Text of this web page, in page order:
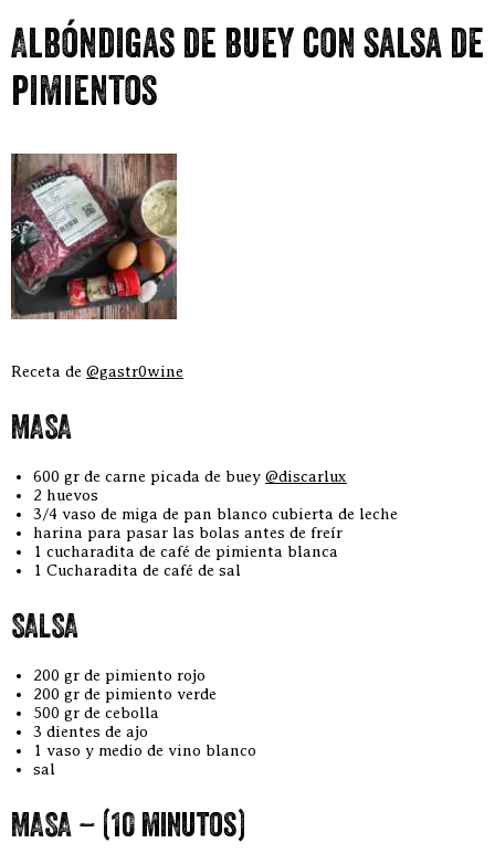
Albóndigas de buey con salsa de
pimientos
Receta de @gastr0wine
MASA
600 gr de carne picada de buey @discarlux
2 huevos
3/4 vaso de miga de pan blanco cubierta de leche
harina para pasar las bolas antes de freír
1 cucharadita de café de pimienta blanca
1 Cucharadita de café de sal
SALSA
200 gr de pimiento rojo
200 gr de pimiento verde
500 gr de cebolla
3 dientes de ajo
1 vaso y medio de vino blanco
sal
MASA – (10 minutos)